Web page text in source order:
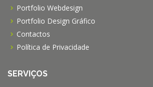
Portfolio Webdesign
Portfolio Design Gráfico
Contactos
Política de Privacidade
SERVIÇOS